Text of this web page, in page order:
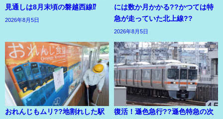
見通しは8月末頃の磐越西線⁉
2026年8月5日
には数か月かかる??かつては特
急が走っていた北上線??
2026年8月5日
おれんじもムリ??地割れした駅
復活！遜色急行??遜色特急の次